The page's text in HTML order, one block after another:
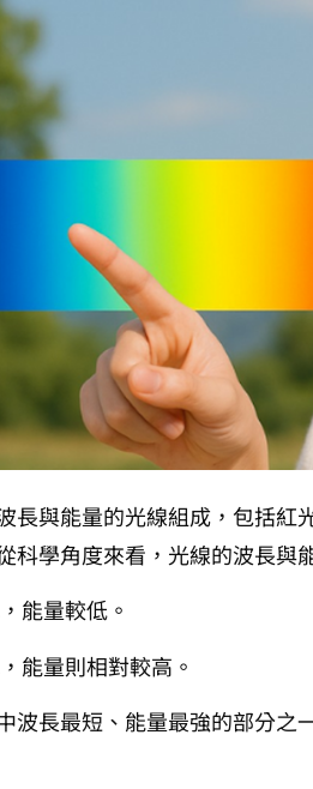
長與能量的光線組成，包括
科學角度來看，光線的波長與
能量較低。
能量則相對較高。
波長最短、能量最強的部分